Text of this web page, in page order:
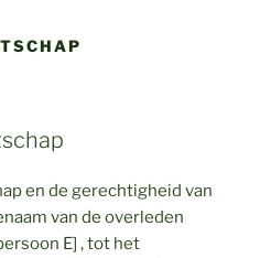
en de gerechtigheid van
van de overleden
E] , tot het